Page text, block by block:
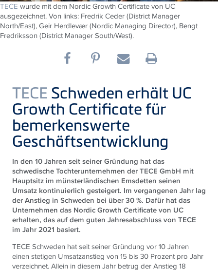
TECE wurde mit dem Nordic Growth Certificate von UC
ausgezeichnet. Von links: Fredrik Ceder (District Manager
North/East), Geir Herdlevær (Nordic Managing Director), Bengt
Fredriksson (District Manager South/West).
TECE Schweden erhält UC
Growth Certificate für
bemerkenswerte
Geschäftsentwicklung
In den 10 Jahren seit seiner Gründung hat das
schwedische Tochterunternehmen derTECE GmbH mit
Hauptsitz im münsterländischen Emsdetten seinen
Umsatz kontinuierlich gesteigert. Im vergangenen Jahr lag
der Anstieg in Schweden bei über 30 %. Dafür hat das
Unternehmen das Nordic Growth Certificate von UC
erhalten, das auf dem guten Jahresabschluss von TECE
im Jahr 2021 basiert.
TECE Schweden hat seit seiner Gründung vor 10 Jahren
einen stetigen Umsatzanstieg von 15 bis 30 Prozent pro Jahr
verzeichnet. Allein in diesem Jahr betrug der Anstieg 18